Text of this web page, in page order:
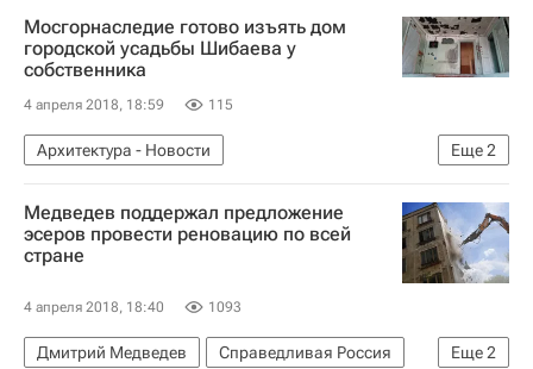
Мосгорнаследие готово изъять дом
городской усадьбы Шибаева у
собственника
4 апреля 2018, 18:59 115
Еще2
Архитектура - Новости
Новости - Недвижимость
Суды
Медведев поддержал предложение
эсеров провести реновацию по всей
стране
4 апреля 2018, 18:40 1093
Еще2
Дмитрий Медведев
Справедливая Россия